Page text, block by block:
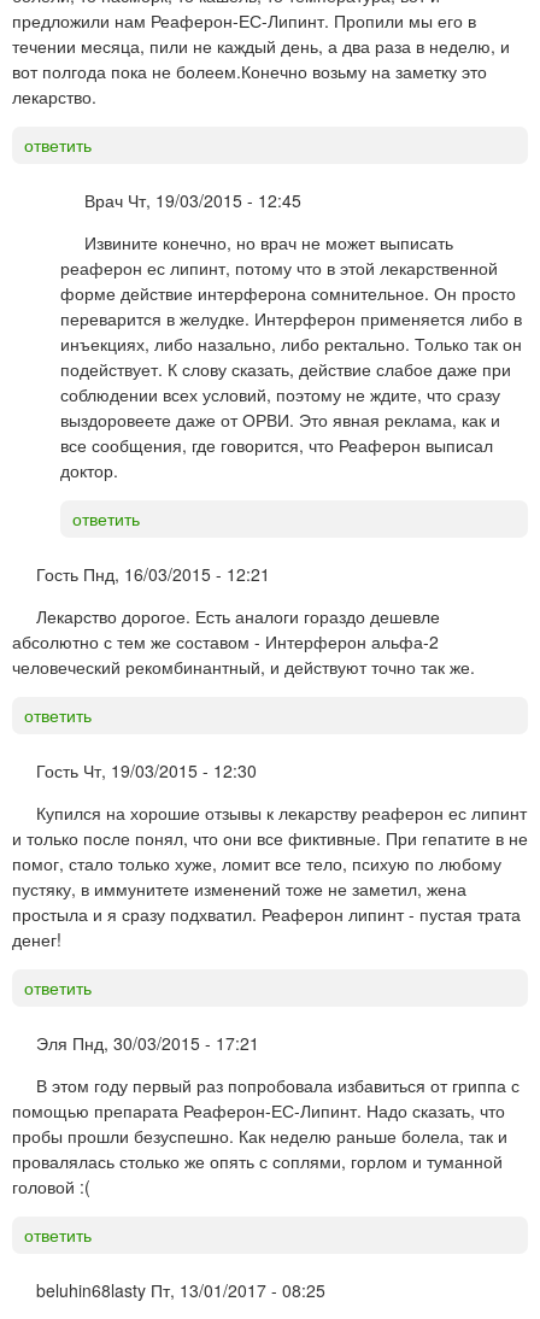
предложили нам Реаферон-ЕС-Липинт. Пропили мы его в
течении месяца, пили не каждый день, а два раза в неделю, и
вот полгода пока не болеем.Конечно возьму на заметку это
лекарство.
ответить
Врач Чт, 19/03/2015 - 12:45
Извините конечно, но врач не может выписать
реаферон ес липинт, потому что в этой лекарственной
форме действие интерферона сомнительное. Он просто
переварится в желудке. Интерферон применяется либо в
инъекциях, либо назально, либо ректально. Только так он
подействует. К слову сказать, действие слабое даже при
соблюдении всех условий, поэтому не ждите, что сразу
выздоровеете даже от ОРВИ. Это явная реклама, как и
все сообщения, где говорится, что Реаферон выписал
доктор.
ответить
Гость Пнд, 16/03/2015 - 12:21
Лекарство дорогое. Есть аналоги гораздо дешевле
абсолютно с тем же составом - Интерферон альфа-2
человеческий рекомбинантный, и действуют точно так же.
ответить
Гость Чт, 19/03/2015 - 12:30
Купился на хорошие отзывы к лекарству реаферон ес липинт
и только после понял, что они все фиктивные. При гепатите в не
помог, стало только хуже, ломит все тело, психую по любому
пустяку, в иммунитете изменений тоже не заметил, жена
простыла и я сразу подхватил. Реаферон липинт - пустая трата
денег!
ответить
Эля Пнд, 30/03/2015 - 17:21
В этом году первый раз попробовала избавиться от гриппа с
помощью препарата Реаферон-ЕС-Липинт. Надо сказать, что
пробы прошли безуспешно. Как неделю раньше болела, так и
провалялась столько же опять с соплями, горлом и туманной
головой :(
ответить
beluhin68lasty Пт, 13/01/2017 - 08:25